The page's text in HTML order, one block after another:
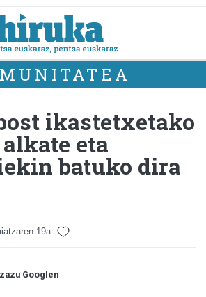
ikastetxetako
eta
batuko dira
19a
Googlen